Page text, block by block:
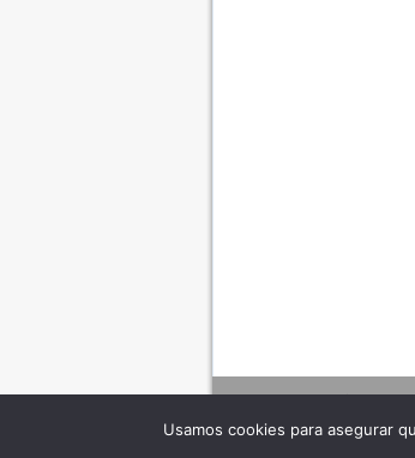
Usamos cookies para asegurar